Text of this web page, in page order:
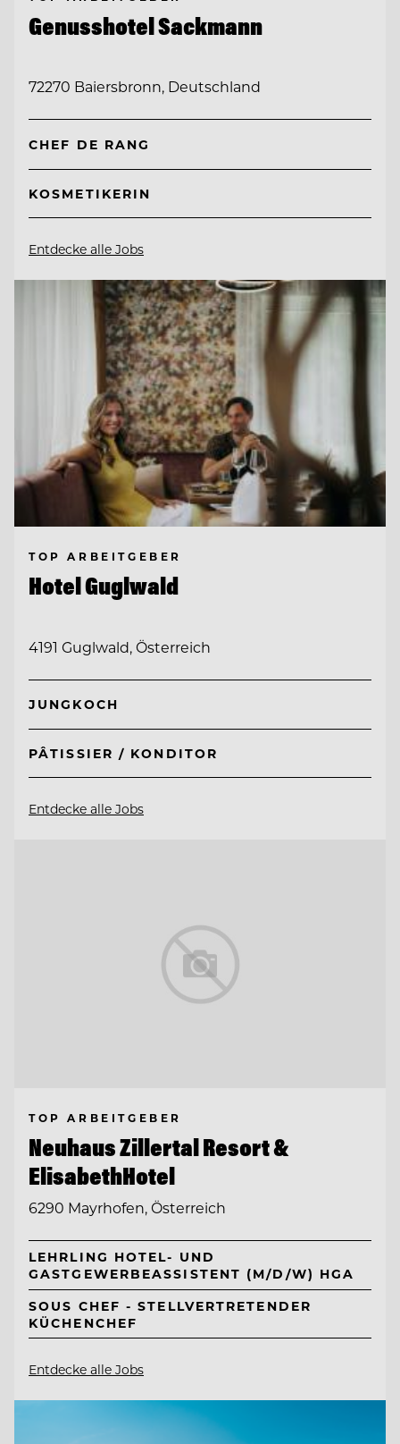
Genusshotel Sackmann
72270 Baiersbronn, Deutschland
CHEF DE RANG
KOSMETIKERIN
Entdecke alle Jobs
TOP ARBEITGEBER
Hotel Guglwald
4191 Guglwald, Österreich
JUNGKOCH
PÂTISSIER / KONDITOR
Entdecke alle Jobs
TOP ARBEITGEBER
Neuhaus Zillertal Resort &
ElisabethHotel
6290 Mayrhofen, Österreich
LEHRLING HOTEL- UND
GASTGEWERBEASSISTENT (M/D/W) HGA
SOUS CHEF - STELLVERTRETENDER
KÜCHENCHEF
Entdecke alle Jobs